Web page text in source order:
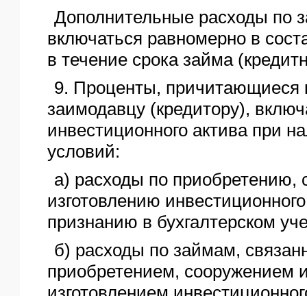
Дополнительные расходы по
включаться равномерно в
в течение срока займа
9. Проценты, причитающиеся
заимодавцу (кредитору),
инвестиционного актива при
условий:
а) расходы по
изготовлению
признанию в бухгалтерском
б) расходы по займам,
приобретением, сооружением